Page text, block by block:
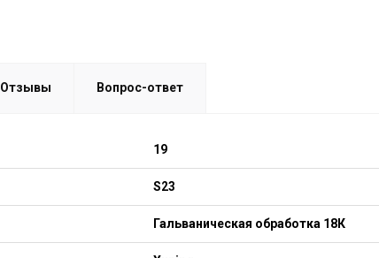
Отзывы Вопрос-ответ
19
S23
Гальваническая обработка 18К